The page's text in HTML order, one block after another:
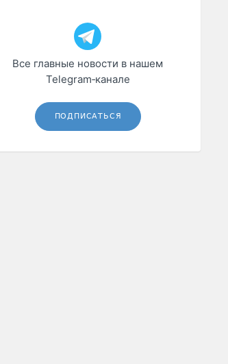
Все главные новости в нашем
Telegram‑канале
ПОДПИСАТЬСЯ